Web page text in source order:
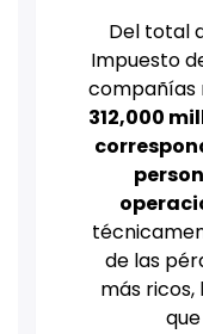
Del total
Impuesto
compañías
312,000
de las
más ricos,